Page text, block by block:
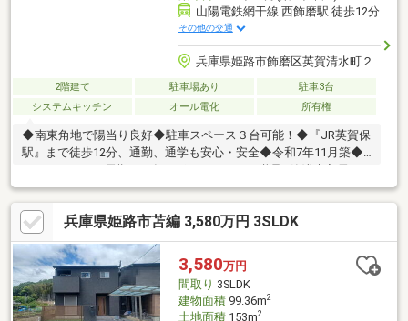
山陽電鉄網干線 西飾磨駅 徒歩12分
その他の交通
兵庫県姫路市飾磨区英賀清水町２
2階建て 駐車場あり
駐車3台
システムキッチン
オール電化 所有権
◆南東角地で陽当り良好◆駐車スペース３台可能！◆『JR英賀保
駅』まで徒歩12分、通勤、通学も安心・安全◆令和7年11月築◆
兵庫県姫路市苫編 3,580万円 3SLDK
3,580万円
間取り 3SLDK
建物面積99.36m2
土地面積153m2